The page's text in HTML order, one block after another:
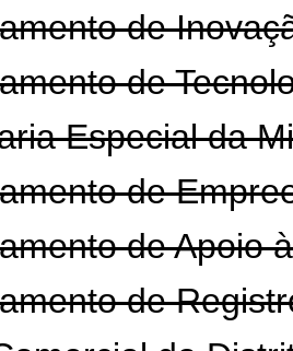
de
de
Especial da
de
de Apoio
de